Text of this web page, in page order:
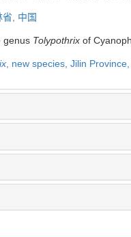
, 中国
genus Tolypothrix of
new species, Jilin